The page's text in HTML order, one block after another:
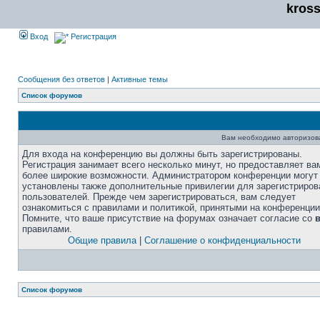
Вход Регистрация
Сообщения без ответов | Активные темы
Список форумов
Вам необходимо
Для входа на конференцию вы должны быть зарегистрированы.
Регистрация занимает всего несколько минут, но предоставляет
более широкие возможности. Администратором конференции
установлены также дополнительные привилегии для
пользователей. Прежде чем зарегистрироваться, вам следует
ознакомиться с правилами и политикой, принятыми на
Помните, что ваше присутствие на форумах означает согласие со
правилами.
Общие правила| Соглашение о конфиденциальности
Список форумов